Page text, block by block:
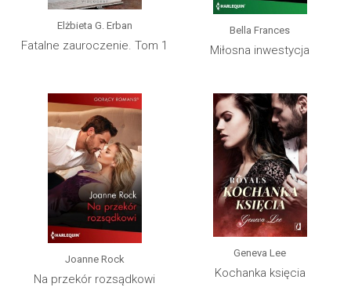
Elżbieta G. Erban
Fatalne zauroczenie. Tom 1
Bella Frances
Miłosna inwestycja
Joanne Rock
Na przekór rozsądkowi
Geneva Lee
Kochanka księcia